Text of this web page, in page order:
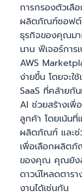
การกรองตัวเลื
ผลิตภัณฑ์ซอฟต์
ธุรกิจของคุณมา
นาน ฟีเจอร์กา
AWS
ง่ายขึ้น โดยจะ
SaaS ที่คล้ายกั
AI ช่วยสร้างเ
ลูกค้า โดยเน้น
ผลิตภัณฑ์ และช่
เพื่อเลือกผลิตภั
ของคุณ คุณยังส
ดาวน์โหลดตาร
งานได้เช่นกัน